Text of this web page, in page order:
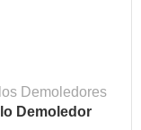
Demoledores
Demoledor